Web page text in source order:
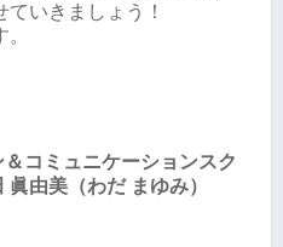
いきましょう！
コミュニケーションスク
由美（わだ まゆみ）